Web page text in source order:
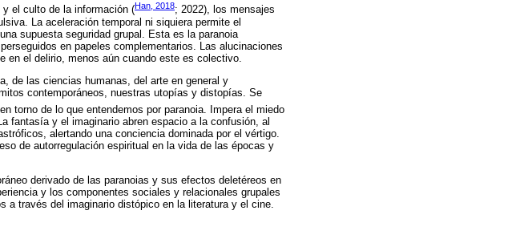
el culto de la información (Han, 2018; 2022), los mensajes
La aceleración temporal ni siquiera permite el
supuesta seguridad grupal. Esta es la paranoia
en papeles complementarios. Las alucinaciones
en el delirio, menos aún cuando este es colectivo.
de las ciencias humanas, del arte en general y
contemporáneos, nuestras utopías y distopías. Se
torno de lo que entendemos por paranoia. Impera el miedo
fantasía y el imaginario abren espacio a la confusión, al
alertando una conciencia dominada por el vértigo.
de autorregulación espiritual en la vida de las épocas y
derivado de las paranoias y sus efectos deletéreos en
y los componentes sociales y relacionales grupales
a través del imaginario distópico en la literatura y el cine.